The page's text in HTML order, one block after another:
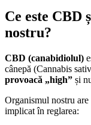
Ce este CBD
nostru?
CBD (canabidiolul)
cânepă (Cannabis
provoacă „high” și
Organismul nostru
implicat în reglarea: